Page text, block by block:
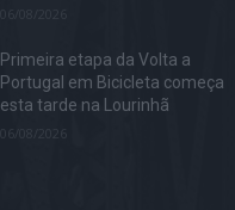
Primeira etapa da Volta a
Portugal em Bicicleta começa
esta tarde na Lourinhã
06/08/2026